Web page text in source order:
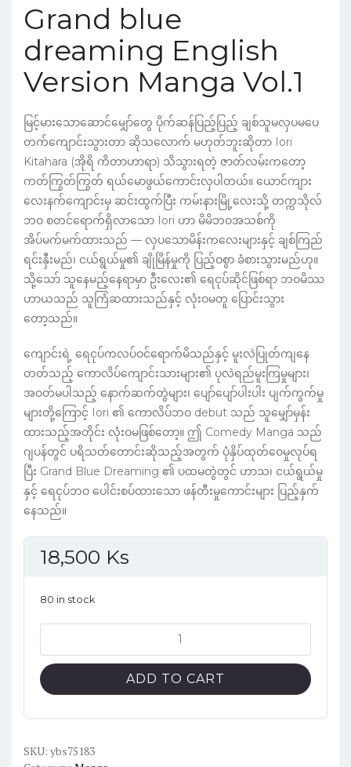
Grand blue
dreaming English
Version Manga Vol.1
မြင့်မားသောဆောင်မျှော်တွေ ပိုက်ဆန်ပြည့်ပြည့် ချစ်သူမလှပမပေ
တက်ကျောင်းသွားတာ ဆိုသလောက် မဟုတ်ဘူးဆိုတာ Iori
Kitahara (အိုရိ ကိတာဟာရာ) သိသွားရတဲ့ ဇာတ်လမ်းကတော့
ကတ်ကြွတ်ကြွတ် ရယ်မောဖွယ်ကောင်းလှပါတယ်။ ယောင်ကျား
လေးနက်ကျောင်းမှ ဆင်းထွက်ပြီး ကမ်းနားမြို့လေးသို့ တက္ကသိုလ်
ဘဝ စတင်ရောက်ရှိလာသော Iori ဟာ မိမိဘဝအသစ်ကို
အိပ်မက်မက်ထားသည် — လှပသောမိန်းကလေးများနှင့် ချစ်ကြည်
ရင်းနှီးမည်၊ ငယ်ရွယ်မှု၏ ချိုမြိန်မှုကို ပြည့်ဝစွာ ခံစားသွားမည်ဟု။
သို့သော် သူနေမည့်နေရာမှာ ဦးလေး၏ ရေငုပ်ဆိုင်ဖြစ်ရာ ဘဝမိဿ
ဟာယသည် သူကြံဆထားသည်နှင့် လုံးဝမတူ ပြောင်းသွား
တော့သည်။
ကျောင်းရဲ့ ရေငုပ်ကလပ်ဝင်ရောက်မိသည်နှင့် မူးလဲပြုတ်ကျနေ
တတ်သည့် ကောလိပ်ကျောင်းသားများ၏ ပုလဲရည်မူးကြမှုများ၊
အဝတ်မပါသည့် နောက်ဆက်တွဲများ၊ ပျော်ပျော်ပါးပါး ပျက်ကွက်မှု
များတို့ကြောင့် Iori ၏ ကောလိပ်ဘဝ debut သည် သူမျှော်မှန်း
ထားသည့်အတိုင်း လုံးဝမဖြစ်တော့။ ဤ Comedy Manga သည်
ဂျပန်တွင် ပရိသတ်တောင်းဆိုသည့်အတွက် ပုံနှိပ်ထုတ်ဝေမှုလုပ်ရ
ပြီး Grand Blue Dreaming ၏ ပထမတွဲတွင် ဟာသ၊ ငယ်ရွယ်မှု
နှင့် ရေငုပ်ဘဝ ပေါင်းစပ်ထားသော ဖန်တီးမှုကောင်းများ ပြည့်နှက်
နေသည်။
18,500 Ks
80 in stock
dreaming
English
Vol.1
ADD TO CART
SKU: ybs75183